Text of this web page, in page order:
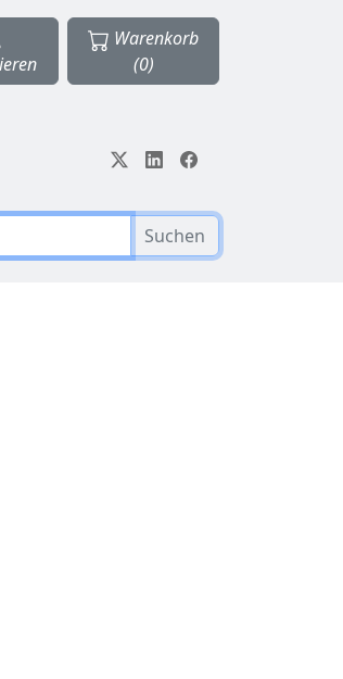
Warenkorb
(0)
Suchen